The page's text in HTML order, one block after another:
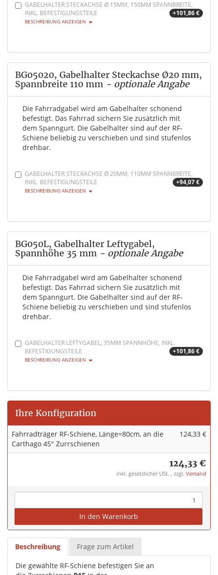
GABELHALTER STECKACHSE Ø 15MM, 150MM SPANNBREITE,
INKL. BEFESTIGUNGSTEILE
+101,86 €
BESCHREIBUNG ANZEIGEN
BG05020, Gabelhalter Steckachse Ø20 mm,
Spannbreite 110 mm - optionale Angabe
Die Fahrradgabel wird am Gabelhalter schonend
befestigt. Das Fahrrad sichern Sie zusätzlich mit
dem Spanngurt. Die Gabelhalter sind auf der RF-
Schiene beliebig zu verschieben und sind stufenlos
drehbar.
GABELHALTER STECKACHSE Ø 20MM, 110MM SPANNBREITE,
INKL. BEFESTIGUNGSTEILE
+94,07 €
BESCHREIBUNG ANZEIGEN
BG050L, Gabelhalter Leftygabel,
Spannhöhe 35 mm - optionale Angabe
Die Fahrradgabel wird am Gabelhalter schonend
befestigt. Das Fahrrad sichern Sie zusätzlich mit
dem Spanngurt. Die Gabelhalter sind auf der RF-
Schiene beliebig zu verschieben und sind stufenlos
drehbar.
GABELHALTER LEFTYGABEL, 35MM SPANNHÖHE, INKL.
BEFESTIGUNGSTEILE
+101,86 €
BESCHREIBUNG ANZEIGEN
Ihre Konfiguration
Fahrradträger RF-Schiene, Länge=80cm, an die
Carthago 45° Zurrschienen
124,33 €
124,33 €
inkl. gesetzlicher USt. , zzgl. Versand
In den Warenkorb
Beschreibung Frage zum Artikel
Die gewählte RF-Schiene befestigen Sie an